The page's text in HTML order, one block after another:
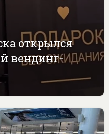
открылся
вендинг-